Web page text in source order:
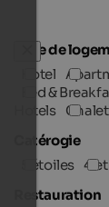
Type de
Hotel
Bed &
Hotels Chalet
Catérogie
5 étoiles 4
Restauration